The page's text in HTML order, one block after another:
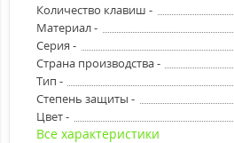
Количество клавиш -
Материал -
Серия -
Страна производства -
Тип -
Степень защиты -
Цвет -
Все характеристики